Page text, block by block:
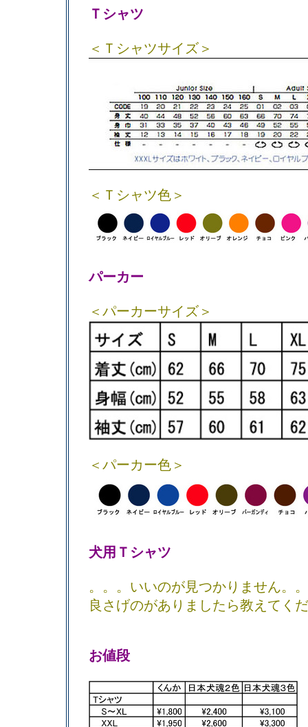
Ｔシャツ
＜Ｔシャツサイズ＞
＜Ｔシャツ色＞
パーカー
＜パーカーサイズ＞
＜パーカー色＞
犬用Ｔシャツ
。。。いいのが見つかりません。
良さげのがありましたら教えてく
お値段